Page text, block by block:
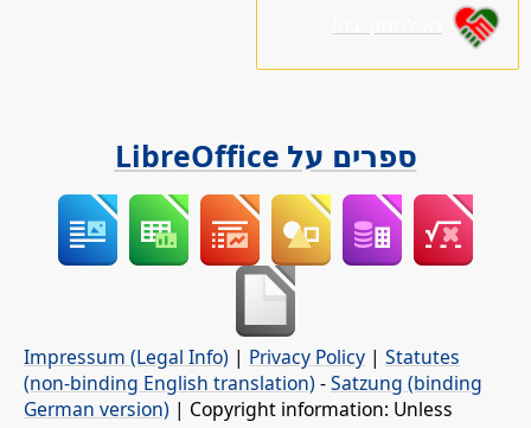
ספרים על LibreOffice
Impressum (Legal Info) | Privacy Policy | Statutes
(non-binding English translation) -Satzung (binding
German version) | Copyright information: Unless